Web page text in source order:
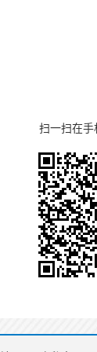
扫一扫在手